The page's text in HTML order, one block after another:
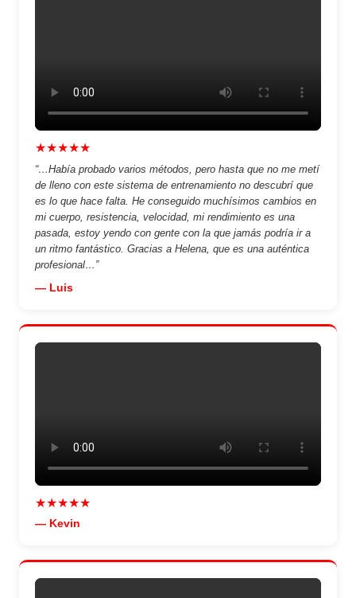
★★★★★
“…Había probado varios métodos, pero hasta que no me metí
de lleno con este sistema de entrenamiento no descubrí que
es lo que hace falta. He conseguido muchísimos cambios en
mi cuerpo, resistencia, velocidad, mi rendimiento es una
pasada, estoy yendo con gente con la que jamás podría ir a
un ritmo fantástico. Gracias a Helena, que es una auténtica
profesional…”
— Luis
★★★★★
— Kevin